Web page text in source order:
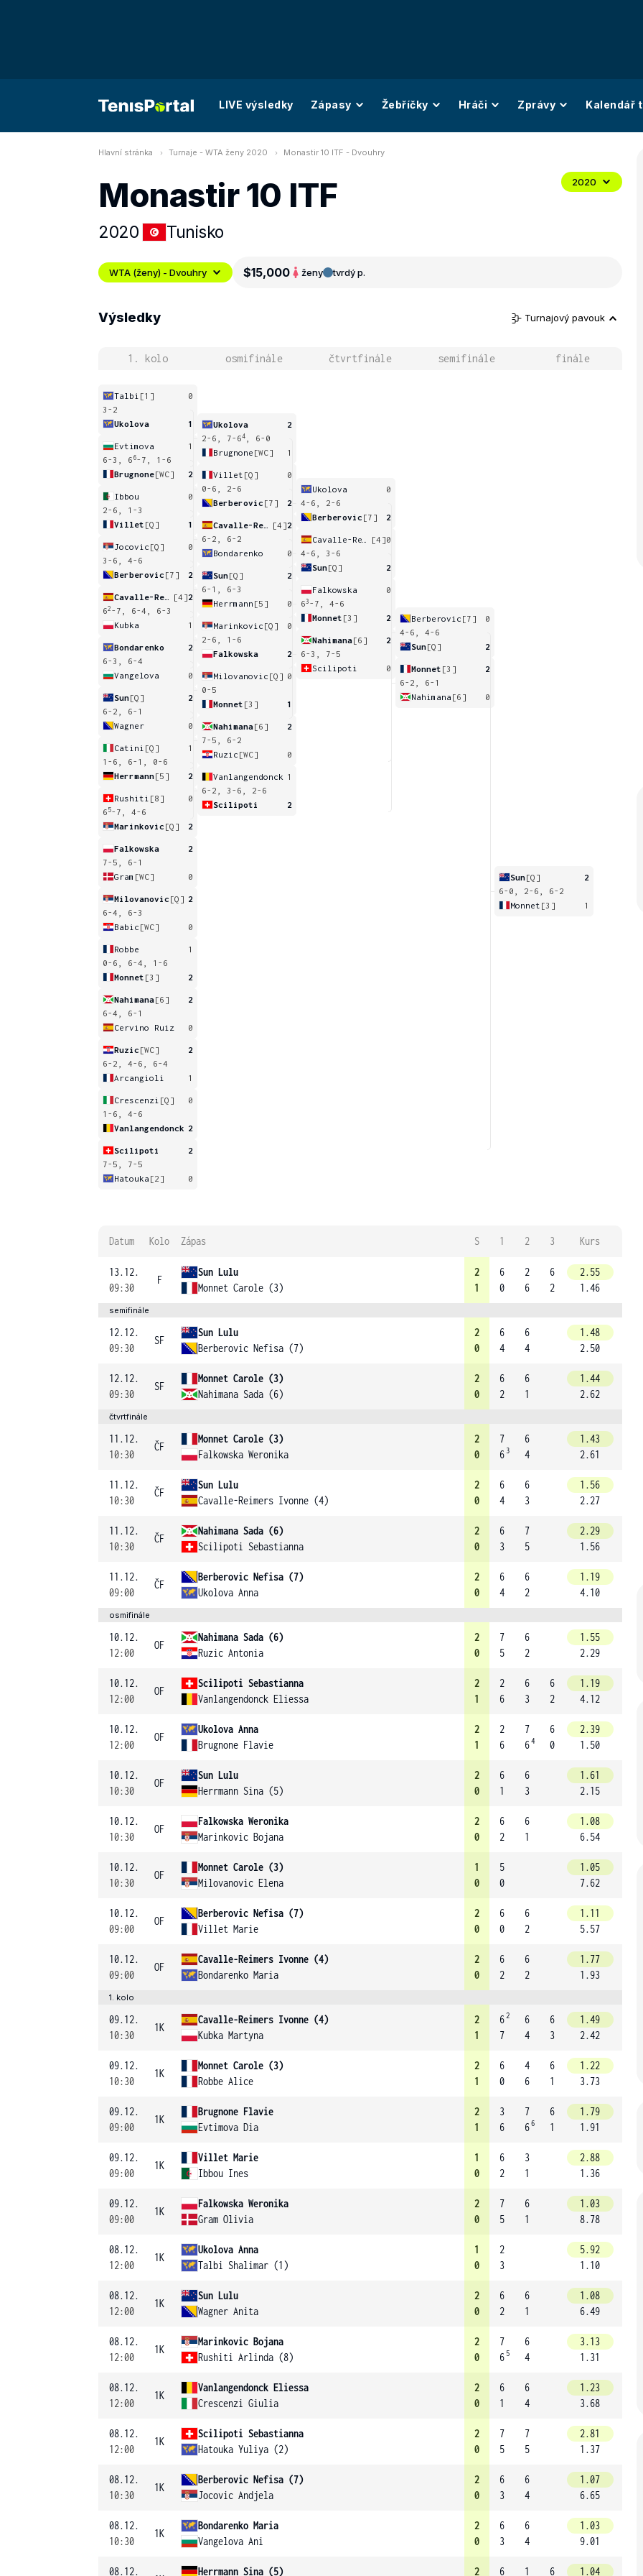
LIVE výsledky Zápasy Žebříčky Hráči Zprávy Kalendář
Hlavní stránka Turnaje - WTA ženy 2020 Monastir 10 ITF - Dvouhry
Monastir 10 ITF
2020 Tunisko
2020
WTA (ženy) - Dvouhry $15,000 ženy tvrdý p.
Výsledky Turnajový pavouk
1. kolo osmifinále čtvrtfinále semifinále finále
Talbi [1]
0
3-2
Ukolova
1
Evtimova
1
6-3, 6 6-7, 1-6
Brugnone[WC] 2
Ibbou
0
2-6, 1-3
Villet [Q] 1
Jocovic [Q]
0
3-6, 4-6
Berberovic [7] 2
[4]2
62 -7, 6-4, 6-3
Kubka
1
Bondarenko
2
6-3, 6-4
Vangelova
0
Sun[Q]
2
6-2, 6-1
Wagner
0
Catini [Q]
1
1-6, 6-1, 0-6
Herrmann[5] 2
Rushiti [8]
0
6 5-7, 4-6
Marinkovic [Q] 2
Falkowska
2
7-5, 6-1
Gram [WC] 0
Milovanovic [Q] 2
6-4, 6-3
Babic [WC] 0
Robbe
1
0-6, 6-4, 1-6
Monnet [3] 2
Nahimana[6]
2
6-4, 6-1
Cervino Ruiz
0
Ruzic [WC]
2
6-2, 4-6, 6-4
Arcangioli
1
Crescenzi [Q]
0
1-6, 4-6
Vanlangendonck 2
Scilipoti
2
7-5, 7-5
Hatouka [2] 0
Ukolova
2
2-6, 7-64
, 6-0
Brugnone [WC] 1
Villet [Q]
0
0-6, 2-6
Berberovic [7] 2
[4]2
6-2, 6-2
Bondarenko
0
Sun[Q]
2
6-1, 6-3
Herrmann [5] 0
Marinkovic [Q]
0
2-6, 1-6
Falkowska
2
Milovanovic [Q] 0
0-5
Monnet [3] 1
Nahimana[6]
2
7-5, 6-2
Ruzic [WC] 0
Vanlangendonck 1
6-2, 3-6, 2-6
Scilipoti
2
Ukolova
0
4-6, 2-6
Berberovic [7] 2
[4]0
4-6, 3-6
Sun[Q] 2
Falkowska
0
63 -7, 4-6
Monnet [3] 2
Nahimana[6]
2
6-3, 7-5
Scilipoti
0
Berberovic [7]
0
4-6, 4-6
Sun[Q] 2
Monnet [3]
2
6-2, 6-1
Nahimana [6] 0
Sun[Q]
2
6-0, 2-6, 6-2
Monnet [3] 1
Datum Kolo Zápas S 1 2 3 Kurs
13.12.
09:30
F
Sun Lulu
Monnet Carole (3)
2
1
6
0
2
6
6
2
2.55
1.46
semifinále
12.12.
09:30
SF
Sun Lulu
Berberovic Nefisa (7)
2
0
6
4
6
4
1.48
2.50
12.12.
09:30
SF
Monnet Carole (3)
Nahimana Sada (6)
2
0
6
2
6
1
1.44
2.62
čtvrtfinále
11.12.
10:30
ČF
Monnet Carole (3)
Falkowska Weronika
2
0
7
6 3
6
4
1.43
2.61
11.12.
10:30
ČF
Sun Lulu
Cavalle-Reimers Ivonne (4)
2
0
6
4
6
3
1.56
2.27
11.12.
10:30
ČF
Nahimana Sada (6)
Scilipoti Sebastianna
2
0
6
3
7
5
2.29
1.56
11.12.
09:00
ČF
Berberovic Nefisa (7)
Ukolova Anna
2
0
6
4
6
2
1.19
4.10
osmifinále
10.12.
12:00
OF
Nahimana Sada (6)
Ruzic Antonia
2
0
7
5
6
2
1.55
2.29
10.12.
12:00
OF
Scilipoti Sebastianna
Vanlangendonck Eliessa
2
1
2
6
6
3
6
2
1.19
4.12
10.12.
12:00
OF
Ukolova Anna
Brugnone Flavie
2
1
2
6
7
64
6
0
2.39
1.50
10.12.
10:30
OF
Sun Lulu
Herrmann Sina (5)
2
0
6
1
6
3
1.61
2.15
10.12.
10:30
OF
Falkowska Weronika
Marinkovic Bojana
2
0
6
2
6
1
1.08
6.54
10.12.
10:30
OF
Monnet Carole (3)
Milovanovic Elena
1
0
5
0
1.05
7.62
10.12.
09:00
OF
Berberovic Nefisa (7)
Villet Marie
2
0
6
0
6
2
1.11
5.57
10.12.
09:00
OF
Cavalle-Reimers Ivonne (4)
Bondarenko Maria
2
0
6
2
6
2
1.77
1.93
1. kolo
09.12.
10:30
1K
Cavalle-Reimers Ivonne (4)
Kubka Martyna
2
1
62
7
6
4
6
3
1.49
2.42
09.12.
10:30
1K
Monnet Carole (3)
Robbe Alice
2
1
6
0
4
6
6
1
1.22
3.73
09.12.
09:00
1K
Brugnone Flavie
Evtimova Dia
2
1
3
6
7
66
6
1
1.79
1.91
09.12.
09:00
1K
Villet Marie
Ibbou Ines
1
0
6
2
3
1
2.88
1.36
09.12.
09:00
1K
Falkowska Weronika
Gram Olivia
2
0
7
5
6
1
1.03
8.78
08.12.
12:00
1K
Ukolova Anna
Talbi Shalimar (1)
1
0
2
3
5.92
1.10
08.12.
12:00
1K
Sun Lulu
Wagner Anita
2
0
6
2
6
1
1.08
6.49
08.12.
12:00
1K
Marinkovic Bojana
Rushiti Arlinda (8)
2
0
7
6 5
6
4
3.13
1.31
08.12.
12:00
1K
Vanlangendonck Eliessa
Crescenzi Giulia
2
0
6
1
6
4
1.23
3.68
08.12.
12:00
1K
Scilipoti Sebastianna
Hatouka Yuliya (2)
2
0
7
5
7
5
2.81
1.37
08.12.
10:30
1K
Berberovic Nefisa (7)
Jocovic Andjela
2
0
6
3
6
4
1.07
6.65
08.12.
10:30
1K
Bondarenko Maria
Vangelova Ani
2
0
6
3
6
4
1.03
9.01
08.12. Herrmann Sina (5) 2 6 1 6 1.04